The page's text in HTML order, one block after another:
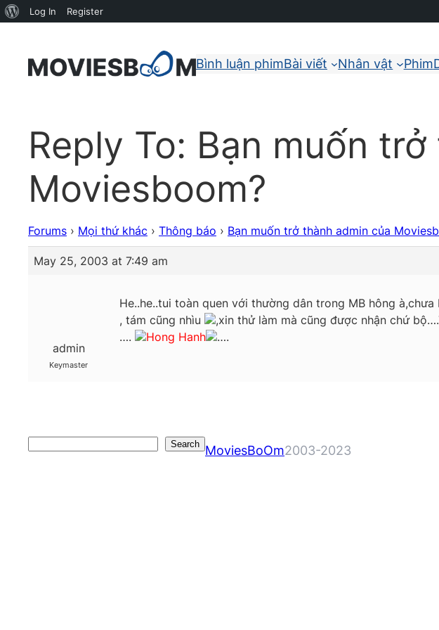
Bình luận phimBài viết Nhân vật Phim
Reply To: Bạn muốn
Moviesboom?
Forums › Mọi thứ khác › Thông báo › Bạn muốn trở thành admin của
May 25, 2003 at 7:49 am
admin
Keymaster
He..he..tui toàn quen với thường dân trong MB hông
, tám cũng nhìu
,xin thử làm mà cũng được nhận chứ
….
Hong Hanh ….
Search MoviesBoOm2003-2023
About
Log In Register